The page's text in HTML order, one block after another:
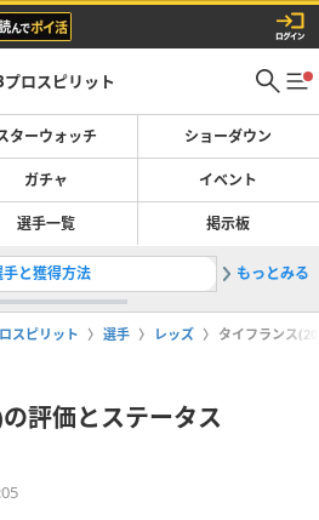
ロスピリット
ターウォッチ ショーダウン
ガチャ イベント
選手一覧 掲示板
と獲得方法 2ミゲル
もっとみる
スピリット 選手 レッズ タイフランス
評価とステータス